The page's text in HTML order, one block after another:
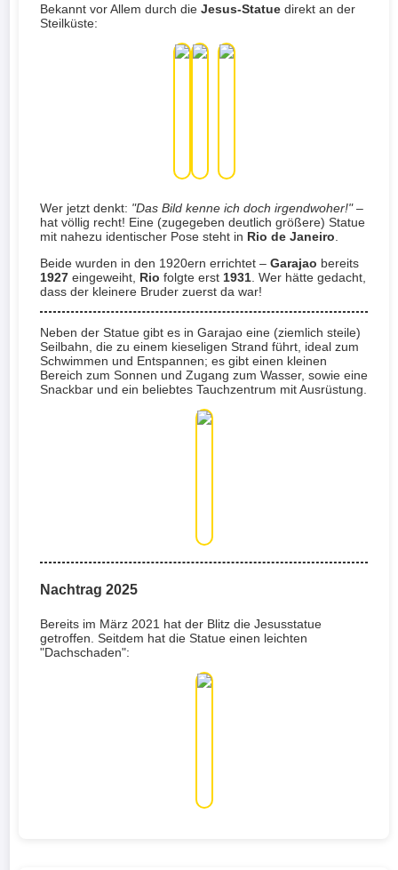
Bekannt vor Allem durch dieJesus-Statue direkt an der
Steilküste:
Wer jetzt denkt: "Das Bild kenne ich doch irgendwoher!"–
hat völlig recht! Eine (zugegeben deutlich größere) Statue
mit nahezu identischer Pose steht in Rio de Janeiro
Beide wurden in den 1920ern errichtet –Garajao bereits
1927 eingeweiht, Rio folgte erst 1931 . Wer hätte gedacht,
dass der kleinere Bruder zuerst da war!
Neben der Statue gibt es in Garajao eine (ziemlich steile)
Seilbahn, die zu einem kieseligen Strand führt, ideal zum
Schwimmen und Entspannen; es gibt einen kleinen
Bereich zum Sonnen und Zugang zum Wasser, sowie eine
Snackbar und ein beliebtes Tauchzentrum mit Ausrüstung.
Nachtrag 2025
Bereits im März 2021 hat der Blitz die Jesusstatue
getroffen. Seitdem hat die Statue einen leichten
"Dachschaden":